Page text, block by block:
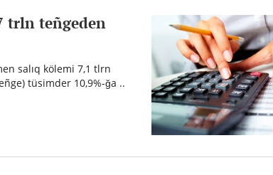
trln teñgeden
salıq kölemi 7,1 tlrn
tüsimder 10,9%-ğa ..